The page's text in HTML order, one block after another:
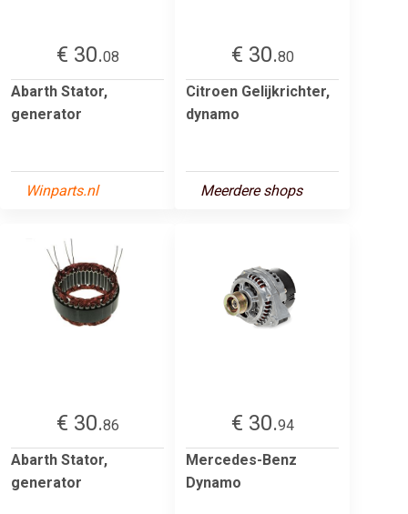
€ 30.08
Abarth Stator,
generator
Winparts.nl
€ 30.80
Citroen Gelijkrichter,
dynamo
Meerdere shops
€ 30.86
Abarth Stator,
generator
€ 30.94
Mercedes-Benz
Dynamo